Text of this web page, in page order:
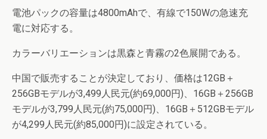
電池パックの容量は4800mAhで、有線で150Wの急速充
電に対応する。
カラーバリエーションは黒森と青霧の2色展開である。
中国で販売することが決定しており、価格は12GB＋
256GBモデルが3,499人民元(約69,000円)、16GB＋256GB
モデルが3,799人民元(約75,000円)、16GB＋512GBモデル
が4,299人民元(約85,000円)に設定されている。